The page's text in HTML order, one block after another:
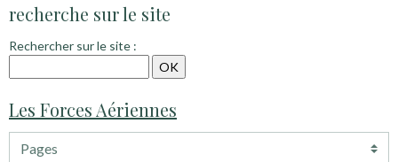
recherche sur le site
Rechercher sur le site :
Les Forces Aériennes